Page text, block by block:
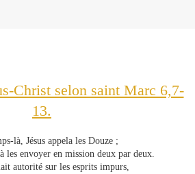
Christ selon saint Marc 6,7-
13.
là, Jésus appela les Douze ;
les envoyer en mission deux par deux.
autorité sur les esprits impurs,